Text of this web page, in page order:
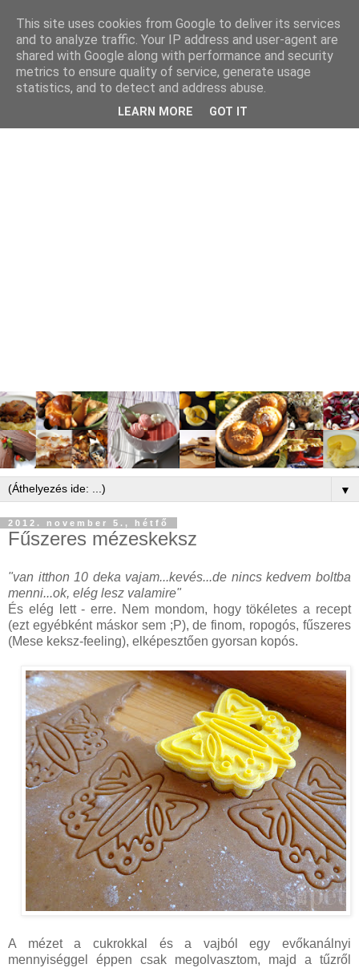
▼
2012. november 5., hétfő
Fűszeres mézeskeksz
"van itthon 10 deka vajam...kevés...de nincs kedvem boltba
menni...ok, elég lesz valamire"
És elég lett - erre. Nem mondom, hogy tökéletes a recept
(ezt egyébként máskor sem ;P), de finom, ropogós, fűszeres
(Mese keksz-feeling), elképesztően gyorsan kopós.
A mézet a cukrokkal és a vajból egy evőkanálnyi
mennyiséggel éppen csak megolvasztom, majd a tűzről
This site uses cookies from Google to deliver its services
and to analyze traffic. Your IP address and user-agent are
shared with Google along with performance and security
metrics to ensure quality of service, generate usage
statistics, and to detect and address abuse.
LEARN MORE GOT IT